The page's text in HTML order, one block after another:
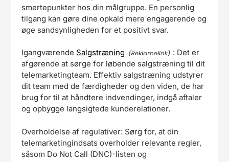
smertepunkter hos din målgruppe. En personlig
tilgang kan gøre dine opkald mere engagerende og
øge sandsynligheden for et positivt svar.
Igangværende Salgstræning
: Det er
afgørende at sørge for løbende salgstræning til dit
telemarketingteam. Effektiv salgstræning udstyrer
dit team med de færdigheder og den viden, de har
brug for til at håndtere indvendinger, indgå aftaler
og opbygge langsigtede kunderelationer.
Overholdelse af regulativer: Sørg for, at din
telemarketingindsats overholder relevante regler,
såsom Do Not Call (DNC)-listen og